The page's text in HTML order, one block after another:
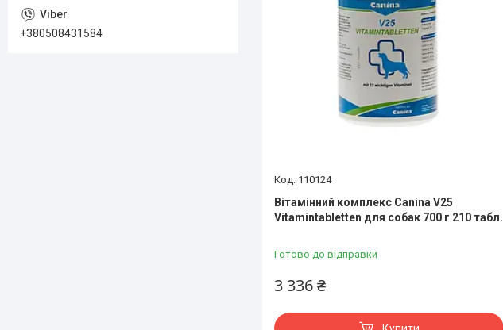
110124
Вітамінний комплекс Canina V25
Vitamintabletten для собак 700 г 210 табл.
Готово до відправки
3 336 ₴
+380508431584